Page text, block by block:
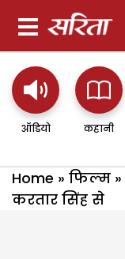
ऑडियो कहानी
Home » फिल्म »
करतार सिंह से